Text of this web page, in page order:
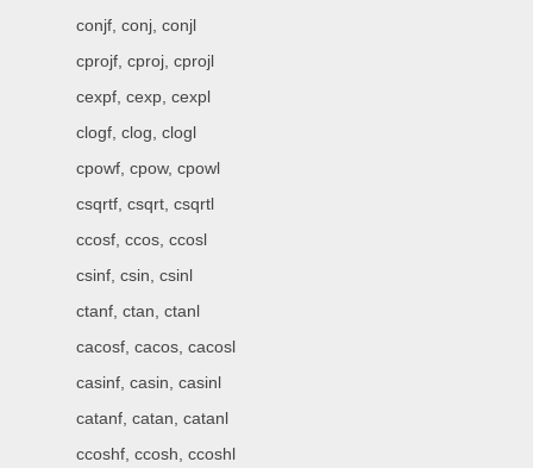
conjf, conj, conjl
cprojf, cproj, cprojl
cexpf, cexp, cexpl
clogf, clog, clogl
cpowf, cpow, cpowl
csqrtf, csqrt, csqrtl
ccosf, ccos, ccosl
csinf, csin, csinl
ctanf, ctan, ctanl
cacosf, cacos, cacosl
casinf, casin, casinl
catanf, catan, catanl
ccoshf, ccosh, ccoshl